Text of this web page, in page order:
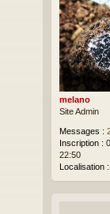
melano
Site Admin
Messages :
Inscription :
22:50
Localisation :